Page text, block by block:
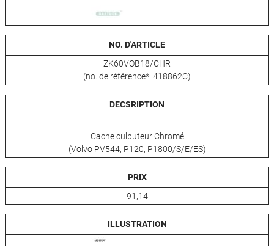
NO. D'ARTICLE
ZK60VOB18/CHR
(no. de référence*: 418862C)
DECSRIPTION
Cache culbuteur Chromé
(Volvo PV544, P120, P1800/S/E/ES)
PRIX
91,14
ILLUSTRATION